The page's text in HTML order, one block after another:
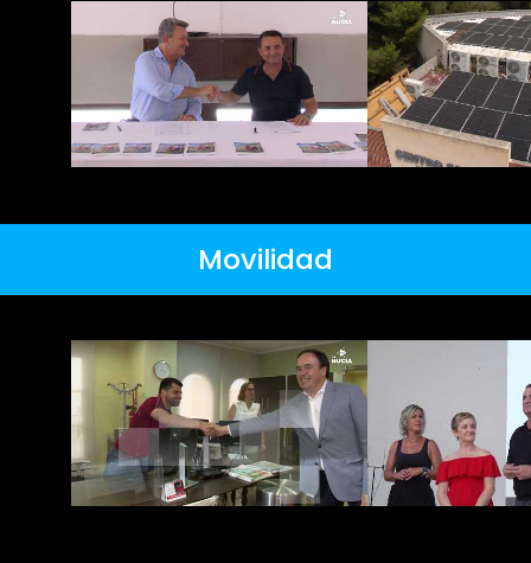
Movilidad